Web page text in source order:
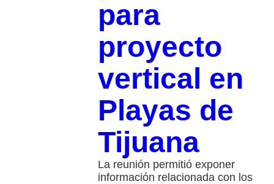
para
proyecto
vertical en
Playas de
Tijuana
La reunión permitió exponer
información relacionada con los